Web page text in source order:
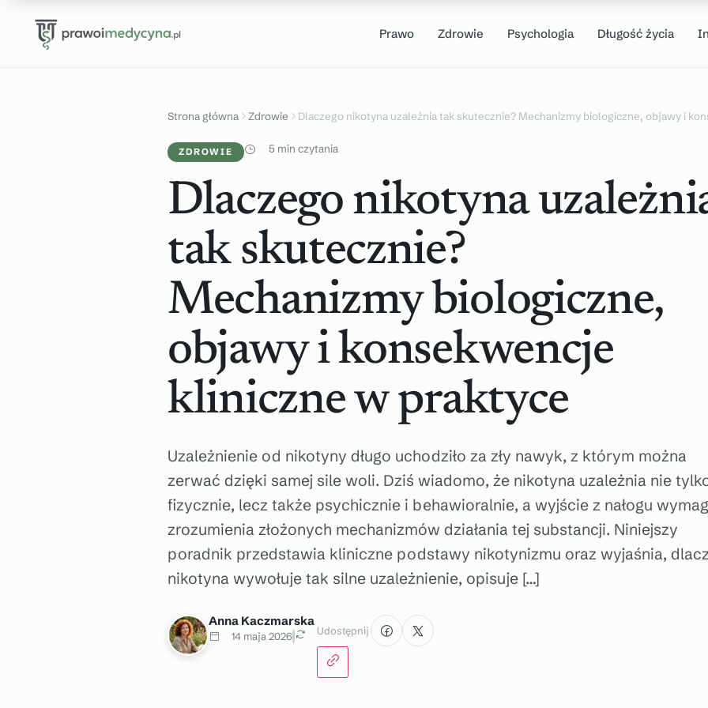
Prawo Zdrowie Psychologia Długość życia
Strona główna Zdrowie Dlaczego nikotyna uzależnia tak skutecznie? Mechanizmy biologiczne, objawy i
ZDROWIE 5 min czytania
Dlaczego nikotyna
tak skutecznie?
Mechanizmy biologiczne,
objawy i konsekwencje
kliniczne w praktyce
Uzależnienie od nikotyny długo uchodziło za zły nawyk, z którym można
zerwać dzięki samej sile woli. Dziś wiadomo, że nikotyna uzależnia nie
fizycznie, lecz także psychicznie i behawioralnie, a wyjście z nałogu
zrozumienia złożonych mechanizmów działania tej substancji. Niniejszy
poradnik przedstawia kliniczne podstawy nikotynizmu oraz wyjaśnia,
nikotyna wywołuje tak silne uzależnienie, opisuje […]
Anna Kaczmarska
14 maja 2026 Udostępnij